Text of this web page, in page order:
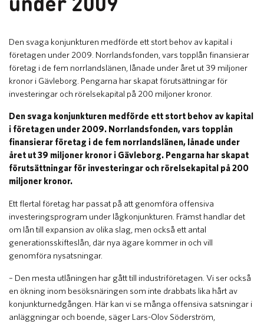
​Den svaga konjunkturen medförde ett stort behov av kapital i
företagen under 2009. Norrlandsfonden, vars topplån finansierar
företag i de fem norrlandslänen, lånade under året ut 39 miljoner
kronor i Gävleborg. Pengarna har skapat förutsättningar för
investeringar och rörelsekapital på 200 miljoner kronor.
Den svaga konjunkturen medförde ett stort behov av kapital
i företagen under 2009. Norrlandsfonden, vars topplån
finansierar företag i de fem norrlandslänen, lånade under
året ut 39 miljoner kronor i Gävleborg. Pengarna har skapat
förutsättningar för investeringar och rörelsekapital på 200
miljoner kronor.
Ett flertal företag har passat på att genomföra offensiva
investeringsprogram under lågkonjunkturen. Främst handlar det
om lån till expansion av olika slag, men också ett antal
generationsskifteslån, där nya ägare kommer in och vill
genomföra nysatsningar.
– Den mesta utlåningen har gått till industriföretagen. Vi ser också
en ökning inom besöksnäringen som inte drabbats lika hårt av
konjunkturnedgången. Här kan vi se många offensiva satsningar i
anläggningar och boende, säger Lars-Olov Söderström,